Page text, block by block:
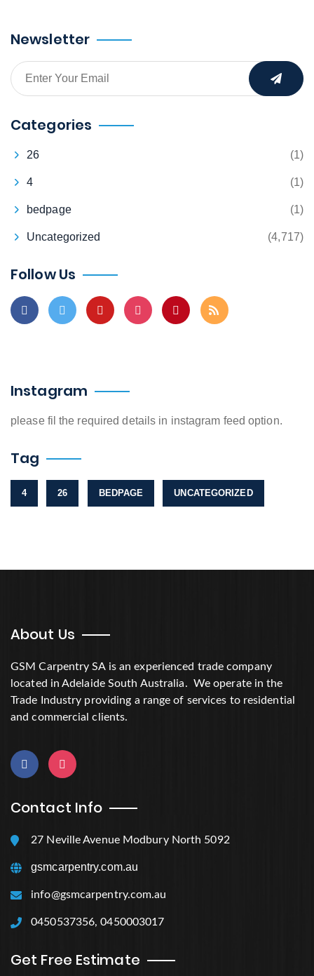
Newsletter
Categories
26 (1)
4 (1)
bedpage (1)
Uncategorized (4,717)
Follow Us
Instagram
please fil the required details in instagram feed option.
Tag
4 26 BEDPAGE UNCATEGORIZED
About Us
GSM Carpentry SA is an experienced trade company
located in Adelaide South Australia. We operate in the
Trade Industry providing a range of services to residential
and commercial clients.
Contact Info
27 Neville Avenue Modbury North 5092
gsmcarpentry.com.au
info@gsmcarpentry.com.au
0450537356, 0450003017
Get Free Estimate